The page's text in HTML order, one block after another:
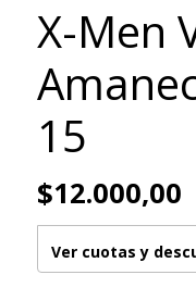
X-Men
15
$12.000,00
Ver cuotas y